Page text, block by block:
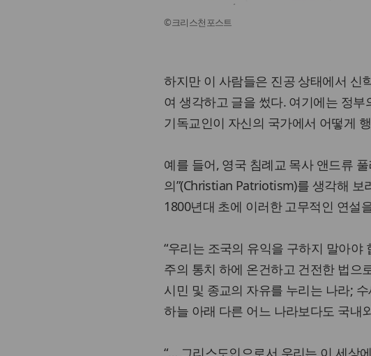
©크리스천포스트
하지만 이 사람들은 진공 상태에서 신
여 생각하고 글을 썼다. 여기에는 정
기독교인이 자신의 국가에서 어떻게
예를 들어, 영국 침례교 목사 앤드류
의”(Christian Patriotism)를 생각해 보
1800년대 초에 이러한 고무적인 연설
“우리는 조국의 유익을 구하지 말아야
주의 통치 하에 온건하고 건전한 법으
시민 및 종교의 자유를 누리는 나라;
하늘 아래 다른 어느 나라보다도 국내